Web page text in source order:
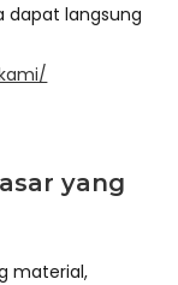
dapat langsung
yang
material,